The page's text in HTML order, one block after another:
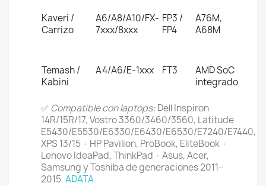
Kaveri /
Carrizo
A6/A8/A10/FX-
7xxx/8xxx
FP3 /
FP4
A76M,
A68M
Temash /
Kabini
A4/A6/E-1xxx FT3
AMD SoC
integrado
✅ Compatible con laptops:Dell Inspiron
14R/15R/17, Vostro 3360/3460/3560, Latitude
E5430/E5530/E6330/E6430/E6530/E7240/E7440,
XPS 13/15 · HP Pavilion, ProBook, EliteBook ·
Lenovo IdeaPad, ThinkPad · Asus, Acer,
Samsung y Toshiba de generaciones 2011–
2015.ADATA